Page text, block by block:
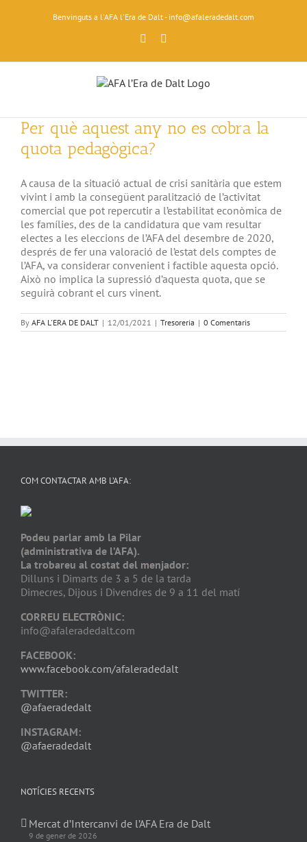
Benvinguts a l'AFA l'Era de Dalt - info@afaleradedalt.com
Facebook
Per què aquest any no es cobra la
quota pedagògica?
A causa de la situació actual de crisi sanitària que estem
vivint i amb la consegüent paralització de l’activitat
comercial que pot repercutir a l’estabilitat econòmica de
les famílies, des de la candidatura que vam resultar
electes a les eleccions de l’AFA del desembre de 2020,
després de fer una valoració de l’estat dels comptes de
l’AFA, va considerar convenient i factible aquesta opció.
Això no implica la supressió d’aquesta quota, que se
seguirà cobrant el curs vinent.
By AFA L'ERA DE DALT | 12/01/2021 | Tresoreria | 0 Comentaris
COM CONTACTAR AMB L’AFA:
Podeu parlar amb la Pilar
(administrativa de l’AFA).
La trobareu al costat del menjador:
Dilluns i Dimarts de 3 a 5 de la tarda
Dimecres, Dijous i Divendres de 9 a 11 del matí
CORREU ELECTRÒNIC:
info@afaleradedalt.com
FACEBOOK:
www.facebook.com/afaleradedalt
TWITTER:
@afaeradedalt
INSTAGRAM:
@afaeradedalt
NOTÍCIES RECENTS
Mercat d’Intercanvi de l’AFA Era de Dalt
9 de gener de 2026